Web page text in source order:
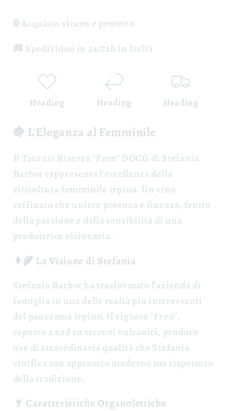
🔒 Acquisto sicuro e protetto
🚚 Spedizione in 24/72h in Italia
Heading Heading Heading
🍇 L'Eleganza al Femminile
Il Taurasi Riserva "Fren" DOCG di Stefania
Barbot rappresenta l'eccellenza della
viticoltura femminile irpina. Un vino
raffinato che unisce potenza e finezza, frutto
della passione e della sensibilità di una
produttrice visionaria.
👩‍🌾 La Visione di Stefania
Stefania Barbot ha trasformato l'azienda di
famiglia in una delle realtà più interessanti
del panorama irpino. Il vigneto "Fren",
esposto a sud su terreni vulcanici, produce
uve di straordinaria qualità che Stefania
vinifica con approccio moderno ma rispettoso
della tradizione.
🍷 Caratteristiche Organolettiche